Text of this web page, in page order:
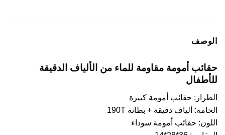
الوصف
حقائب أمومة مقاومة للماء من الألياف الدقيقة
للأطفال
الطراز: حقائب أمومة كبيرة
الخامة: ألياف دقيقة + بطانة 190T
اللون: حقائب أمومة سوداء